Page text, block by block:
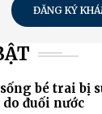
ĐĂNG KÝ
bé trai bị
đuối nước